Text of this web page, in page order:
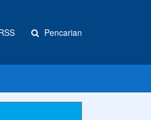
Pencarian